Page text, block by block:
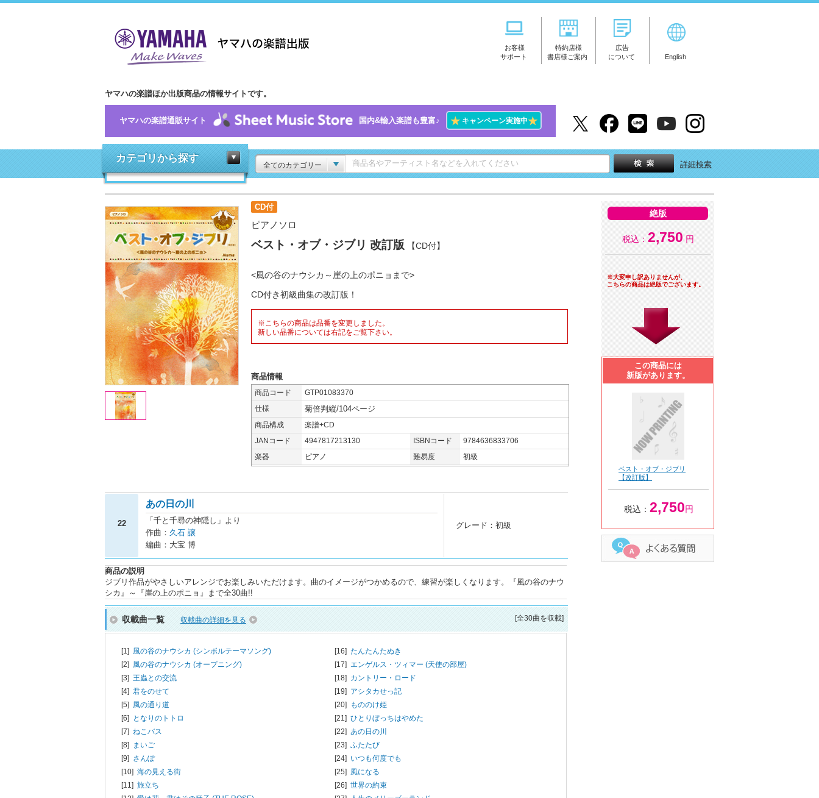
お客様
サポート
特約店様
書店様ご案内
広告
について
English
ヤマハの楽譜ほか出版商品の情報サイトです。
ヤマハの楽譜通販サイト 国内&輸入楽譜も豊富♪ ★キャンペーン実施中★
カテゴリから探す
全てのカテゴリー 詳細検索
CD付
ピアノソロ
ベスト・オブ・ジブリ 改訂版 【CD付】
<風の谷のナウシカ～崖の上のポニョまで>
CD付き初級曲集の改訂版！
※こちらの商品は品番を変更しました。
新しい品番については右記をご覧下さい。
商品情報
商品コード
GTP01083370
仕様
菊倍判縦/104ページ
商品構成
楽譜+CD
JANコード
4947817213130 ISBNコード
9784636833706
楽器
ピアノ 難易度 初級
22
あの日の川
「千と千尋の神隠し」より
作曲： 久石 譲
編曲：大宝 博
グレード：初級
商品の説明
ジブリ作品がやさしいアレンジでお楽しみいただけます。曲のイメージがつかめるので、練習が楽しくなります。『風の谷のナウ
シカ』～『崖の上のポニョ』まで全30曲!!
収載曲一覧 収載曲の詳細を見る [全30曲を収載]
[1] 風の谷のナウシカ (シンボルテーマソング)
[2] 風の谷のナウシカ (オープニング)
[3] 王蟲との交流
[4] 君をのせて
[5] 風の通り道
[6] となりのトトロ
[7] ねこバス
[8] まいご
[9] さんぽ
[10] 海の見える街
[11] 旅立ち
[16] たんたんたぬき
[17] エンゲルス・ツィマー (天使の部屋)
[18] カントリー・ロード
[19] アシタカせっ記
[20] もののけ姫
[21] ひとりぼっちはやめた
[22] あの日の川
[23] ふたたび
[24] いつも何度でも
[25] 風になる
[26] 世界の約束
絶版
税込： 2,750 円
※大変申し訳ありませんが、
こちらの商品は絶版でございます。
この商品には
新版があります。
ベスト・オブ・ジブリ
【改訂版】
税込： 2,750円